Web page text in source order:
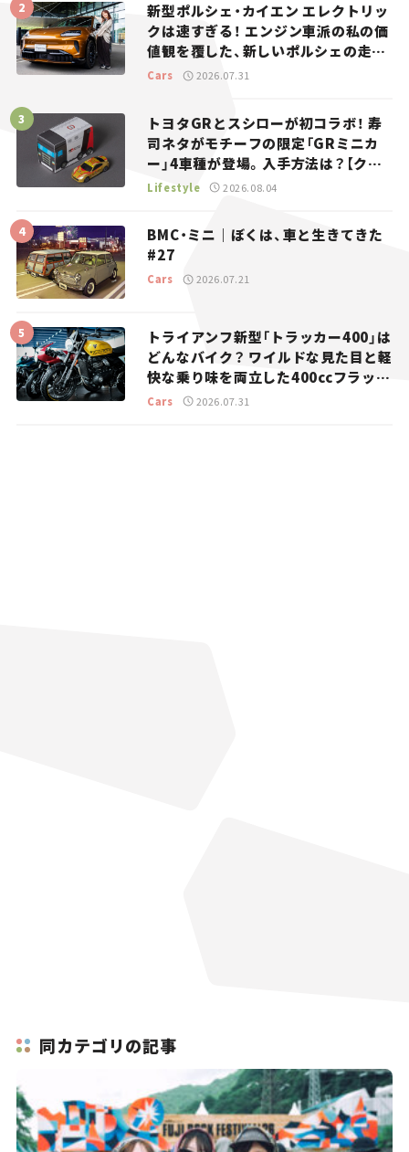
新型ポルシェ・カイエン エレクトリッ
クは速すぎる！ エンジン車派の私の価
値観を覆した、新しいポルシェの走
り。
Cars 2026.07.31
トヨタGRとスシローが初コラボ！ 寿
司ネタがモチーフの限定「GRミニカ
ー」4車種が登場。入手方法は？【クル
マとホビー】
Lifestyle 2026.08.04
BMC・ミニ｜ぼくは、車と生きてきた
#27
Cars 2026.07.21
トライアンフ新型「トラッカー400」は
どんなバイク？ ワイルドな見た目と軽
快な乗り味を両立した400ccフラット
トラッカー【試乗レビュー】
Cars 2026.07.31
同カテゴリの記事